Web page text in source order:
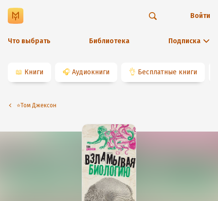
Что выбрать Библиотека Подписка
Войти
📖 Книги 🎧 Аудиокниги 👌 Бесплатные книги
⭐️Том Джексон